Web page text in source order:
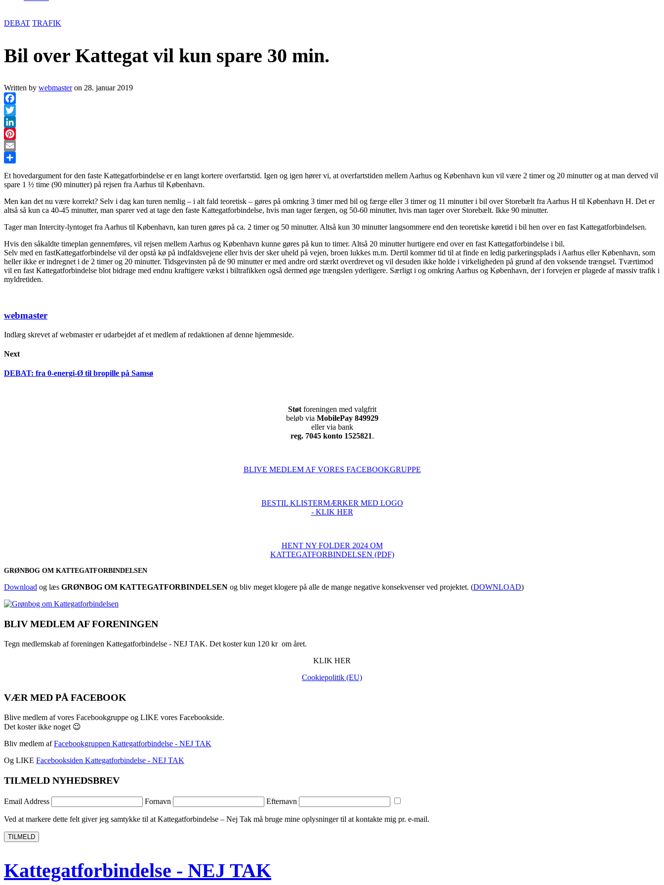
DEBAT TRAFIK
Bil over Kattegat vil kun spare 30 min.
Written by webmaster on 28. januar 2019
Facebook
Twitter
LinkedIn
Pinterest
Email
Et hovedargument for den faste Kattegatforbindelse er en langt kortere overfartstid. Igen og igen hører vi, at overfartstiden mellem Aarhus og København kun vil være 2 timer og 20 minutter og at man derved vil
spare 1 ½ time (90 minutter) på rejsen fra Aarhus til København.
Men kan det nu være korrekt? Selv i dag kan turen nemlig – i alt fald teoretisk – gøres på omkring 3 timer med bil og færge eller 3 timer og 11 minutter i bil over Storebælt fra Aarhus H til København H. Det er
altså så kun ca 40-45 minutter, man sparer ved at tage den faste Kattegatforbindelse, hvis man tager færgen, og 50-60 minutter, hvis man tager over Storebælt. Ikke 90 minutter.
Tager man Intercity-lyntoget fra Aarhus til København, kan turen gøres på ca. 2 timer og 50 minutter. Altså kun 30 minutter langsommere end den teoretiske køretid i bil hen over en fast Kattegatforbindelsen.
Hvis den såkaldte timeplan gennemføres, vil rejsen mellem Aarhus og København kunne gøres på kun to timer. Altså 20 minutter hurtigere end over en fast Kattegatforbindelse i bil.
Selv med en fastKattegatforbindelse vil der opstå kø på indfaldsvejene eller hvis der sker uheld på vejen, broen lukkes m.m. Dertil kommer tid til at finde en ledig parkeringsplads i Aarhus eller København, som
heller ikke er indregnet i de 2 timer og 20 minutter. Tidsgevinsten på de 90 minutter er med andre ord stærkt overdrevet og vil desuden ikke holde i virkeligheden på grund af den voksende trængsel. Tværtimod
vil en fast Kattegatforbindelse blot bidrage med endnu kraftigere vækst i biltrafikken også dermed øge trængslen yderligere. Særligt i og omkring Aarhus og København, der i forvejen er plagede af massiv trafik i
myldretiden.
webmaster
Indlæg skrevet af webmaster er udarbejdet af et medlem af redaktionen af denne hjemmeside.
Next
DEBAT: fra 0-energi-Ø til bropille på Samsø
Støtforeningen med valgfrit
beløb via MobilePay 849929
eller via bank
reg. 7045 konto 1525821.
BLIVE MEDLEM AF VORES FACEBOOKGRUPPE
BESTIL KLISTERMÆRKER MED LOGO
- KLIK HER
HENT NY FOLDER 2024 OM
KATTEGATFORBINDELSEN (PDF)
GRØNBOG OM KATTEGATFORBINDELSEN
Download og læs GRØNBOG OM KATTEGATFORBINDELSEN og bliv meget klogere på alle de mange negative konsekvenser ved projektet. (DOWNLOAD)
BLIV MEDLEM AF FORENINGEN
Tegn medlemskab af foreningen Kattegatforbindelse - NEJ TAK. Det koster kun 120 kr om året.
KLIK HER
Cookiepolitik (EU)
VÆR MED PÅ FACEBOOK
Blive medlem af vores Facebookgruppe og LIKE vores Facebookside.
Det koster ikke noget 😉
Bliv medlem afFacebookgruppen Kattegatforbindelse - NEJ TAK
Og LIKE Facebooksiden Kattegatforbindelse - NEJ TAK
TILMELD NYHEDSBREV
Email Address Fornavn Efternavn
Ved at markere dette felt giver jeg samtykke til at Kattegatforbindelse – Nej Tak må bruge ​​mine oplysninger til at kontakte mig pr. e-mail.
TILMELD
Kattegatforbindelse - NEJ TAK